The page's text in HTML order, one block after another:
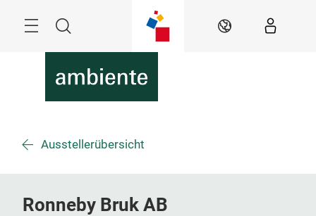
Suche DE
Ausstellerübersicht
Ronneby Bruk AB